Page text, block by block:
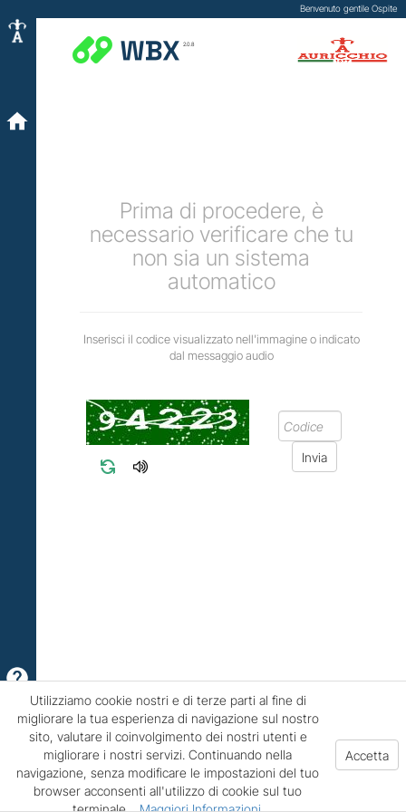
Benvenuto gentile Ospite
2.0.8
Prima di procedere, è
necessario verificare che tu
non sia un sistema
automatico
Inserisci il codice visualizzato nell'immagine o indicato
dal messaggio audio
Utilizziamo cookie nostri e di terze parti al fine di
migliorare la tua esperienza di navigazione sul nostro
sito, valutare il coinvolgimento dei nostri utenti e
migliorare i nostri servizi. Continuando nella
navigazione, senza modificare le impostazioni del tuo
browser acconsenti all'utilizzo di cookie sul tuo
terminale.
Maggiori Informazioni.